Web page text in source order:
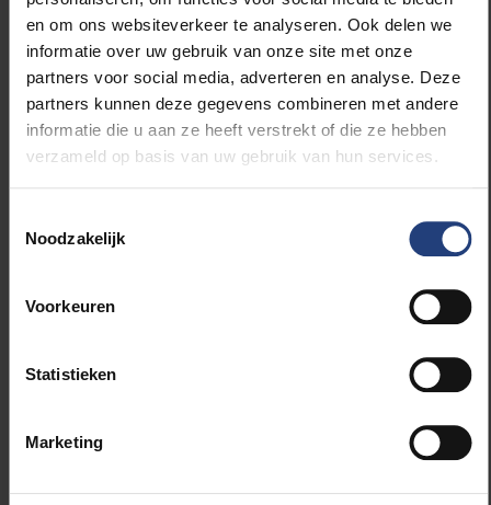
en om ons websiteverkeer te analyseren. Ook delen we
informatie over uw gebruik van onze site met onze
partners voor social media, adverteren en analyse. Deze
partners kunnen deze gegevens combineren met andere
informatie die u aan ze heeft verstrekt of die ze hebben
verzameld op basis van uw gebruik van hun services.
Noodzakelijk
Voorkeuren
Statistieken
Marketing
Openingsdebat: Brussel, de thuishaven
van de VUB-student: transparant beleid,
mobiliteit en veiligheid.
Met Karl Vanlouwe (NV-A), Guy Vanhengel
(open-VLD), Bianca Debaets (CD&V),
Bruno De Lille (Groen), Pascal Smet (SP.a)
en Dirk De Block (PvdA)
Eindelijk een echt studentendebat: F*ck
Met MC Kristof Calvo (Groen). Studenten
nemen zelf het woord, de politicus leidt
aanwezigen kiezen de thema's. Ook van